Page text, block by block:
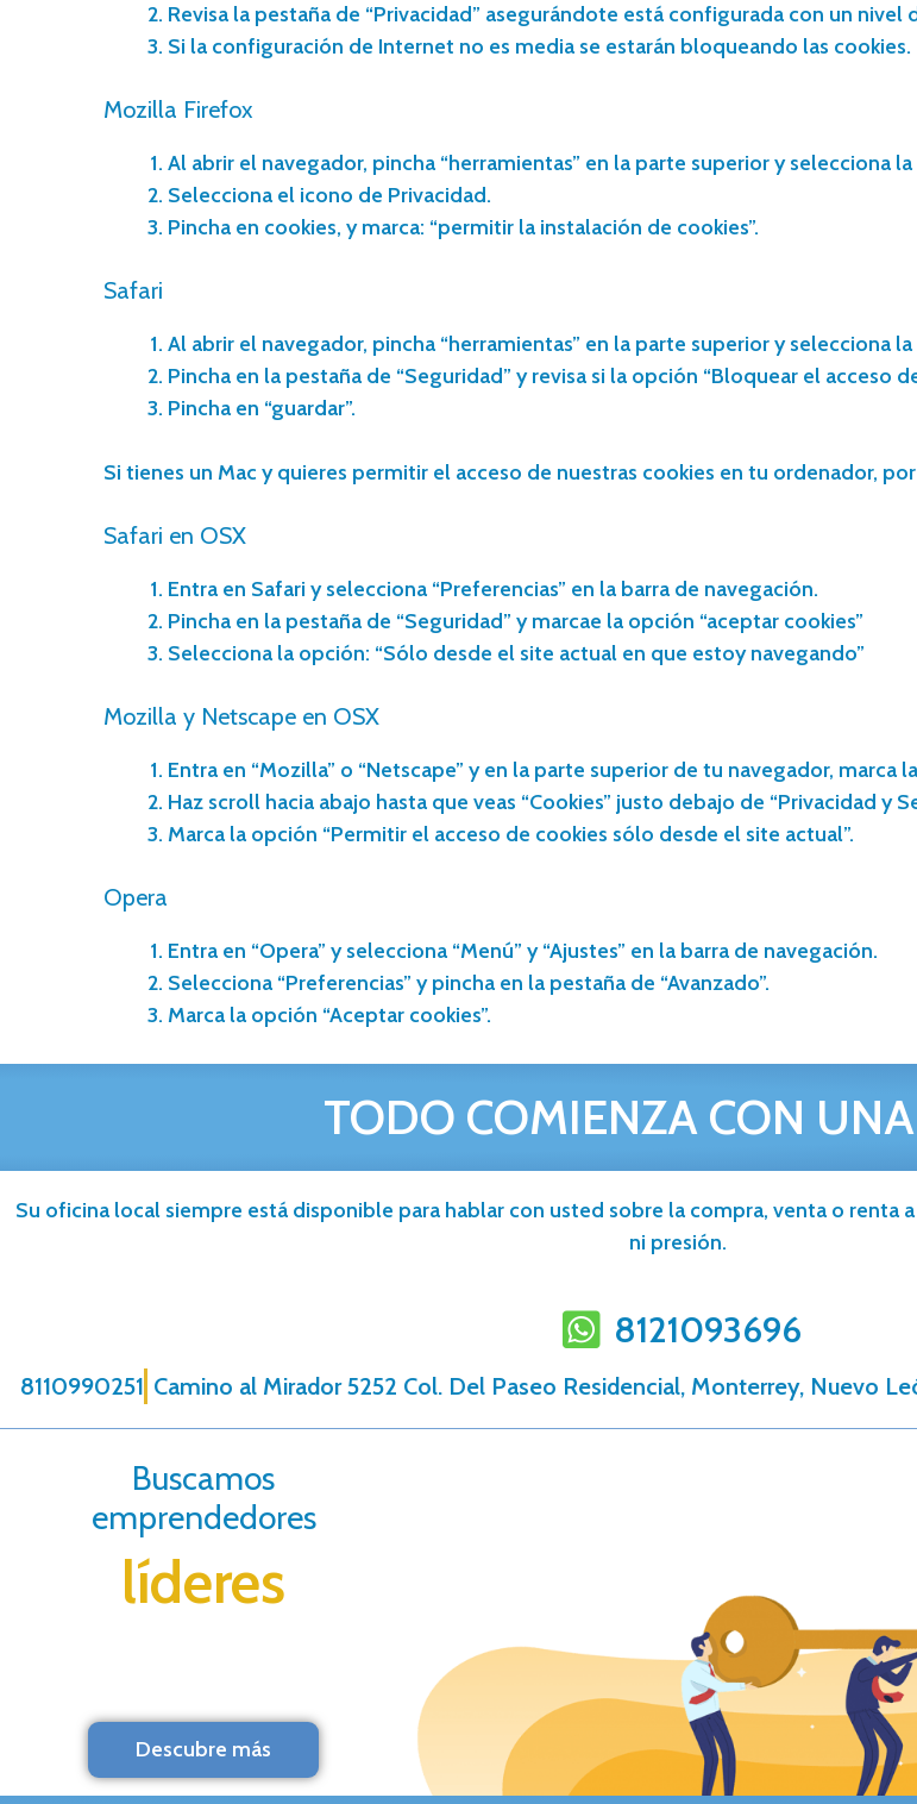
Revisa la pestaña de “Privacidad” asegurándote está configurada con un
Si la configuración de Internet no es media se estarán bloqueando las cookies.
Mozilla Firefox
Al abrir el navegador, pincha “herramientas” en la parte superior y selecciona la
Selecciona el icono de Privacidad.
Pincha en cookies, y marca: “permitir la instalación de cookies”.
Safari
Al abrir el navegador, pincha “herramientas” en la parte superior y selecciona la
Pincha en la pestaña de “Seguridad” y revisa si la opción “Bloquear el acceso
Pincha en “guardar”.
Si tienes un Mac y quieres permitir el acceso de nuestras cookies en tu ordenador,
Safari en OSX
Entra en Safari y selecciona “Preferencias” en la barra de navegación.
Pincha en la pestaña de “Seguridad” y marcae la opción “aceptar cookies”
Selecciona la opción: “Sólo desde el site actual en que estoy navegando”
Mozilla y Netscape en OSX
Entra en “Mozilla” o “Netscape” y en la parte superior de tu navegador, marca
Haz scroll hacia abajo hasta que veas “Cookies” justo debajo de “Privacidad y
Marca la opción “Permitir el acceso de cookies sólo desde el site actual”.
Opera
Entra en “Opera” y selecciona “Menú” y “Ajustes” en la barra de navegación.
Selecciona “Preferencias” y pincha en la pestaña de “Avanzado”.
Marca la opción “Aceptar cookies”.
TODO COMIENZA CON
Su oficina local siempre está disponible para hablar con usted sobre la compra, venta o renta
ni presión.
8121093696
8110990251 Camino al Mirador 5252 Col. Del Paseo Residencial, Monterrey, Nuevo
Buscamos
emprendedores
líderes
Descubre más